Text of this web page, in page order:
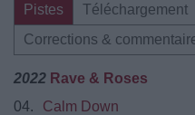
Pistes
Téléchargement
Corrections &
2022 Rave & Roses
04.
Calm Down